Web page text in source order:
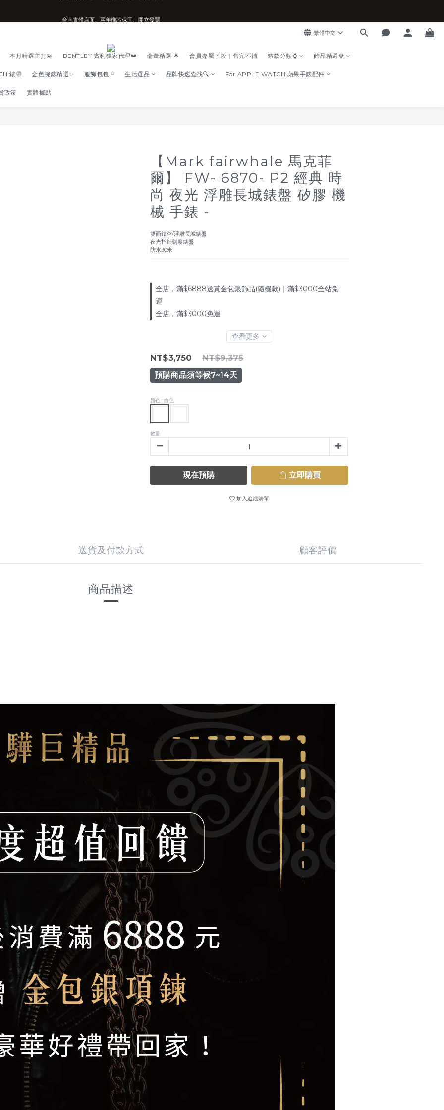
台南實體店面、兩年機芯保固、開立發票
繁體中文
本月精選主打💫 BENTLEY 賓利獨家代理👑 瑞董精選 🌟 會員專屬下殺｜售完不補 錶款分類⌚ 飾品精選💎
錶帶 金色腕錶精選✨ 服飾包包 生活選品 品牌快速查找🔍 For APPLE WATCH 蘋果手錶配件
政策 實體據點
【Mark fairwhale 馬克菲
爾】 FW- 6870- P2 經典 時
尚 夜光 浮雕長城錶盤 矽膠 機
械 手錶 -
雙面鏤空/浮雕長城錶盤
夜光指針刻度錶盤
防水30米
全店，滿$6888送黃金包銀飾品(隨機款)｜滿$3000全站免
運
全店，滿$3000免運
查看更多
NT$3,750 NT$9,375
預購商品須等候7~14天
顏色 : 白色
數量
現在預購 立即購買
加入追蹤清單
送貨及付款方式 顧客評價
商品描述